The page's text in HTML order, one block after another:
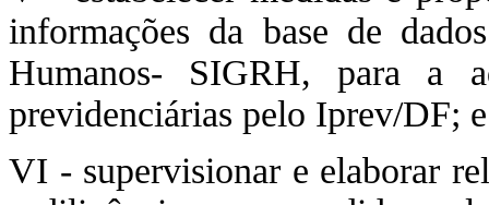
informações da base de
Humanos- SIGRH, para a
previdenciárias pelo Iprev/DF; e
VI - supervisionar e elaborar